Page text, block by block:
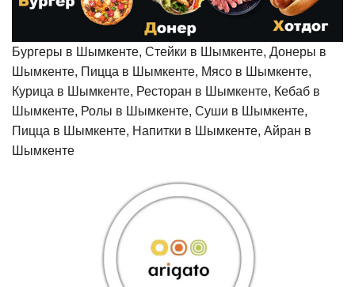
Бургеры в Шымкенте, Стейки в Шымкенте, Донеры в
Шымкенте, Пицца в Шымкенте, Мясо в Шымкенте,
Курица в Шымкенте, Ресторан в Шымкенте, Кебаб в
Шымкенте, Ролы в Шымкенте, Суши в Шымкенте,
Пицца в Шымкенте, Напитки в Шымкенте, Айран в
Шымкенте